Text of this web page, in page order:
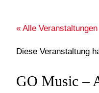
« Alle Veranstaltungen
Diese Veranstaltung
GO Music –